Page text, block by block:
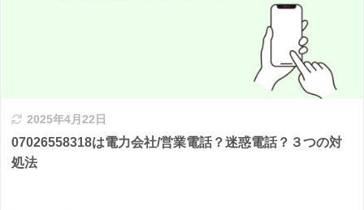
2025年4月22日
07026558318は電力会社/営業電話？迷惑電話？３つの対
処法